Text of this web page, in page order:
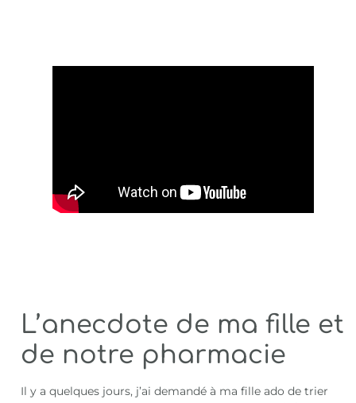
L’anecdote de ma fille et
de notre pharmacie
Il y a quelques jours, j’ai demandé à ma fille ado de trier